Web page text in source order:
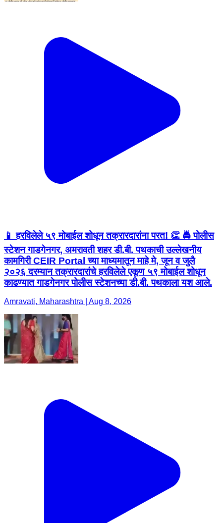
📱 हरविलेले ५९ मोबाईल शोधून तक्रारदारांना परत! 👏 🚔 पोलीस
स्टेशन गाडगेनगर, अमरावती शहर डी.बी. पथकाची उल्लेखनीय
कामगिरी CEIR Portal च्या माध्यमातून माहे मे, जून व जुलै
२०२६ दरम्यान तक्रारदारांचे हरविलेले एकूण ५९ मोबाईल शोधून
काढण्यात गाडगेनगर पोलीस स्टेशनच्या डी.बी. पथकाला यश आले.
Amravati, Maharashtra | Aug 8, 2026